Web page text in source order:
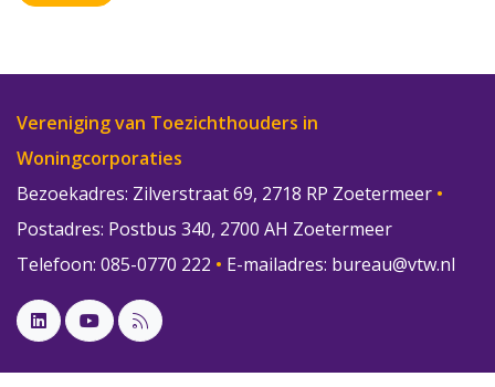
Vereniging van Toezichthouders in
Woningcorporaties
Bezoekadres: Zilverstraat 69, 2718 RP Zoetermeer •
Postadres: Postbus 340, 2700 AH Zoetermeer
Telefoon: 085-0770 222 • E-mailadres: bureau@vtw.nl